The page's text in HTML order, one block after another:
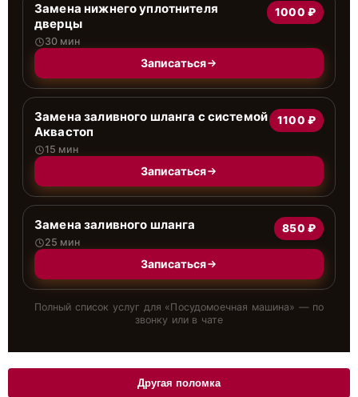
Замена нижнего уплотнителя
дверцы
30 мин
1000 ₽
Записаться
Замена заливного шланга с системой
Аквастоп
15 мин
1100 ₽
Записаться
Замена заливного шланга
25 мин
850 ₽
Записаться
Полный список услуг для «Посудомоечная машина» — по
звонку или в чате
Другая поломка